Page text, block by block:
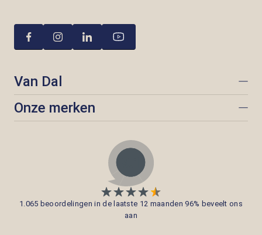
Van Dal
Onze merken
1.065 beoordelingen in de laatste 12 maanden 96% beveelt ons
aan